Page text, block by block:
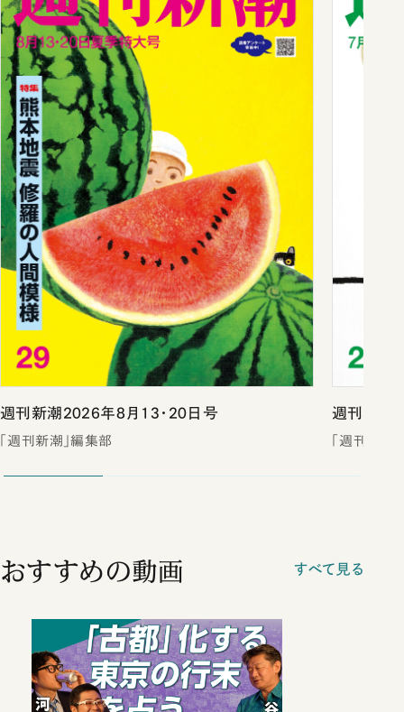
週刊新潮2026年8月13・20日号
「週刊新潮」編集部
週刊新潮
「週刊新潮
おすすめの動画 すべて見る